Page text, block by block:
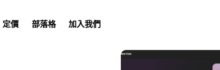
定價 部落格 加入我們